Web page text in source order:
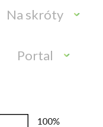
Na skróty
Portal